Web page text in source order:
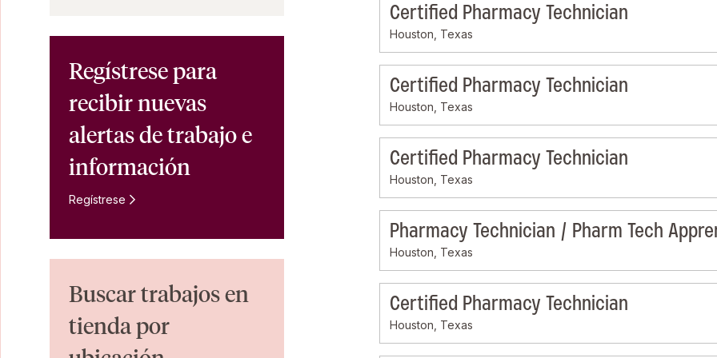
Certified Pharmacy Technician
Houston, Texas
Certified Pharmacy Technician
Houston, Texas
Certified Pharmacy Technician
Houston, Texas
Pharmacy Technician / Pharm Tech
Houston, Texas
Certified Pharmacy Technician
Houston, Texas
Regístrese para
recibir nuevas
alertas de trabajo e
información
Regístrese
Buscar trabajos en
tienda por